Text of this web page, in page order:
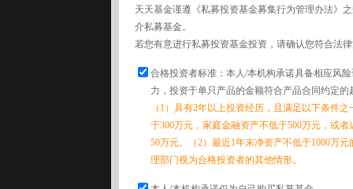
天天基金谨遵《私募投资基金募集行为管理办法》
介私募基金。
若您有意进行私募投资基金投资，请确认您符合法
合格投资者标准：本人/本机构承诺具备相应风
力，投资于单只产品的金额符合产品合同约定的
（1）具有2年以上投资经历，且满足以下条件
于300万元，家庭金融资产不低于500万元，或
50万元。（2）最近1年末净资产不低于1000万
理部门视为合格投资者的其他情形。